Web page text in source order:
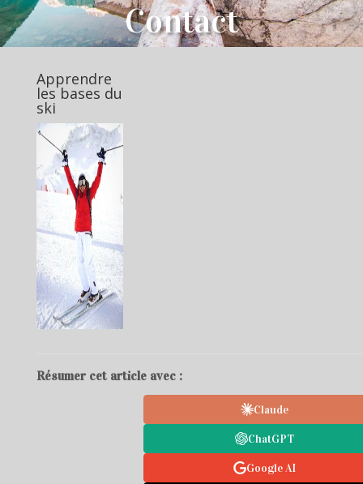
Contact
Apprendre
les bases du
ski
Résumer cet article avec :
Claude
ChatGPT
Google AI